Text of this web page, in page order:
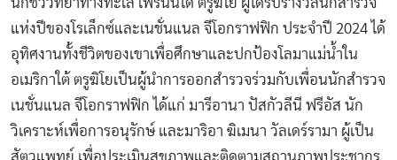
นักชีววิทยาทางทะเล เฟร์นันโด ตรูฆิโย ผู้ได้รับรางวัลนักสำรวจ
แห่งปีของโรเล็กซ์และเนชั่นแนล จีโอกราฟฟิก ประจำปี 2024 ได้
อุทิศงานทั้งชีวิตของเขาเพื่อศึกษาและปกป้องโลมาแม่น้ำใน
อเมริกาใต้ ตรูฆิโยเป็นผู้นำการออกสำรวจร่วมกับเพื่อนนักสำรวจ
เนชั่นแนล จีโอกราฟฟิก ได้แก่ มารีอานา ปัสกัวลีนี ฟรีอัส นัก
วิเคราะห์เพื่อการอนุรักษ์ และมาริอา ฆิเมนา วัลเดร์รามา ผู้เป็น
สัตวแพทย์ เพื่อประเมินสุขภาพและติดตามสถานภาพประชากร